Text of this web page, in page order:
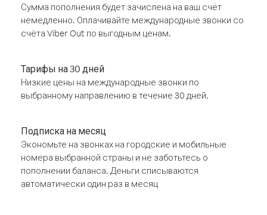
Сумма пополнения будет зачислена на ваш счёт
немедленно. Оплачивайте международные звонки со
счёта Viber Out по выгодным ценам.
Тарифы на 30 дней
Низкие цены на международные звонки по
выбранному направлению в течение 30 дней.
Подписка на месяц
Экономьте на звонках на городские и мобильные
номера выбранной страны и не заботьтесь о
пополнении баланса. Деньги списываются
автоматически один раз в месяц